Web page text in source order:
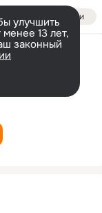
Войти
улучшить
13 лет,
законный